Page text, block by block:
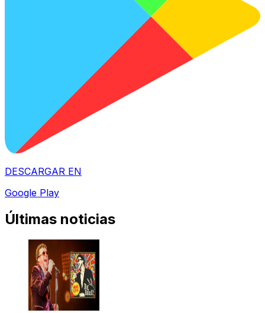
DESCARGAR EN
Google Play
Últimas noticias